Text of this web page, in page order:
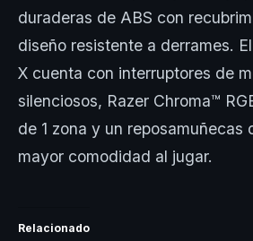
duraderas de ABS con
diseño resistente a derrames.
X cuenta con interruptores de
silenciosos, Razer Chroma™
de 1 zona y un reposamuñecas
mayor comodidad al jugar.
Relacionado